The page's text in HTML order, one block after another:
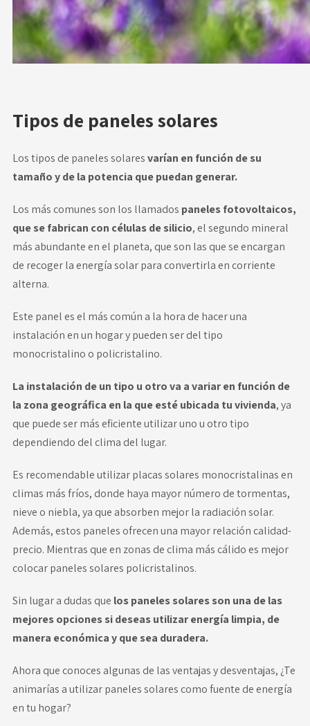
Tipos de paneles solares
Los tipos de paneles solaresvarían en función de su
tamaño y de la potencia que puedan generar.
Los más comunes son los llamados paneles fotovoltaicos,
que se fabrican con células de silicio, el segundo mineral
más abundante en el planeta, que son las que se encargan
de recoger la energía solar para convertirla en corriente
alterna.
Este panel es el más común a la hora de hacer una
instalación en un hogar y pueden ser del tipo
monocristalino o policristalino.
La instalación de un tipo u otro va a variar en función de
la zona geográfica en la que esté ubicada tu vivienda, ya
que puede ser más eficiente utilizar uno u otro tipo
dependiendo del clima del lugar.
Es recomendable utilizar placas solares monocristalinas en
climas más fríos, donde haya mayor número de tormentas,
nieve o niebla, ya que absorben mejor la radiación solar.
Además, estos paneles ofrecen una mayor relación calidad-
precio. Mientras que en zonas de clima más cálido es mejor
colocar paneles solares policristalinos.
Sin lugar a dudas que los paneles solares son una de las
mejores opciones si deseas utilizar energía limpia, de
manera económica y que sea duradera.
Ahora que conoces algunas de las ventajas y desventajas, ¿Te
animarías a utilizar paneles solares como fuente de energía
en tu hogar?